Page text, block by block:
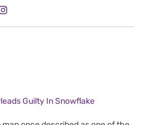
Guilty In Snowflake